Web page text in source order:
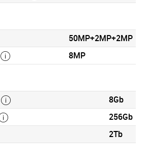
50MP+2MP+2MP
8MP
8Gb
256Gb
2Tb